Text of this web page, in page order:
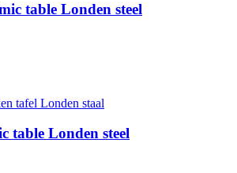
table Londen steel
table Londen steel